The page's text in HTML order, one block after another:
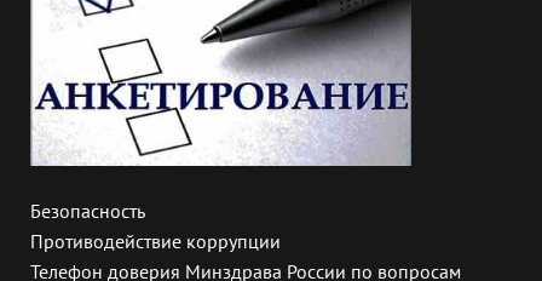
Безопасность
Противодействие коррупции
Телефон доверия Минздрава России по вопросам